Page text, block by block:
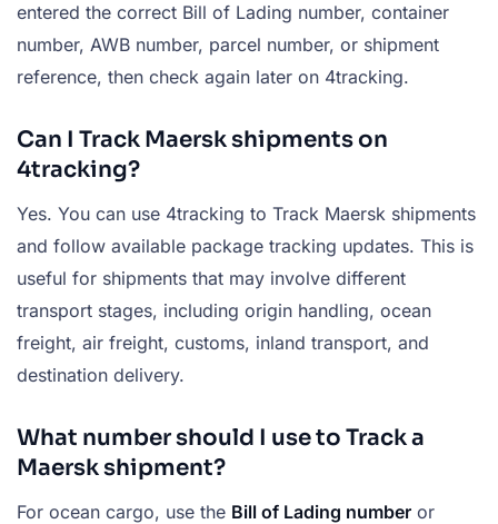
entered the correct Bill of Lading number, container
number, AWB number, parcel number, or shipment
reference, then check again later on 4tracking.
Can I Track Maersk shipments on
4tracking?
Yes. You can use 4tracking to Track Maersk shipments
and follow available package tracking updates. This is
useful for shipments that may involve different
transport stages, including origin handling, ocean
freight, air freight, customs, inland transport, and
destination delivery.
What number should I use to Track a
Maersk shipment?
For ocean cargo, use the Bill of Lading number or